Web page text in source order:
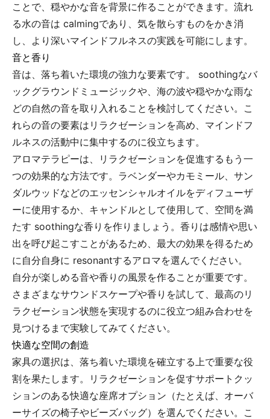
ことで、穏やかな音を背景に作ることができます。流れ
る水の音は calmingであり、気を散らすものをかき消
し、より深いマインドフルネスの実践を可能にします。
音と香り
音は、落ち着いた環境の強力な要素です。 soothingなバ
ックグラウンドミュージックや、海の波や穏やかな雨な
どの自然の音を取り入れることを検討してください。こ
れらの音の要素はリラクゼーションを高め、マインドフ
ルネスの活動中に集中するのに役立ちます。
アロマテラピーは、リラクゼーションを促進するもう一
つの効果的な方法です。ラベンダーやカモミール、サン
ダルウッドなどのエッセンシャルオイルをディフューザ
ーに使用するか、キャンドルとして使用して、空間を満
たす soothingな香りを作りましょう。香りは感情や思い
出を呼び起こすことがあるため、最大の効果を得るため
に自分自身に resonantするアロマを選んでください。
自分が楽しめる音や香りの風景を作ることが重要です。
さまざまなサウンドスケープや香りを試して、最高のリ
ラクゼーション状態を実現するのに役立つ組み合わせを
見つけるまで実験してみてください。
快適な空間の創造
家具の選択は、落ち着いた環境を確立する上で重要な役
割を果たします。リラクゼーションを促すサポートクッ
ションのある快適な座席オプション（たとえば、オーバ
ーサイズの椅子やビーズバッグ）を選んでください。こ